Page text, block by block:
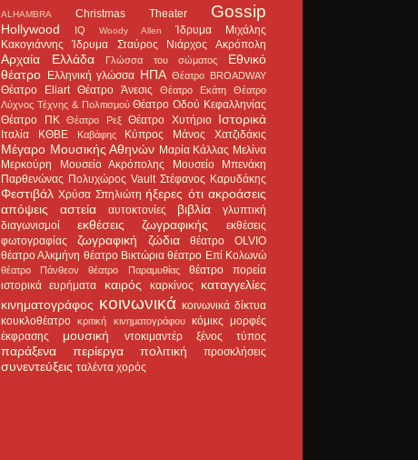
ALHAMBRA Christmas Theater Gossip
Hollywood IQ Woody Allen
Ίδρυμα Μιχάλης
Κακογιάννης
Ίδρυμα Σταύρος Νιάρχος Ακρόπολη
Αρχαία Ελλάδα Γλώσσα του σώματος
Εθνικό
θέατρο Ελληνική γλώσσα ΗΠΑ Θέατρο BROADWAY
Θέατρο Eliart Θέατρο Άνεσις Θέατρο Εκάτη
Θέατρο
Λύχνος Τέχνης & Πολιτισμού Θέατρο Οδού Κεφαλληνίας
Θέατρο ΠΚ
Θέατρο Ρεξ Θέατρο Χυτήριο Ιστορικά
Ιταλία ΚΘΒΕ Καβάφης Κύπρος Μάνος Χατζιδάκις
Μέγαρο Μουσικής Αθηνών Μαρία Κάλλας Μελίνα
Μερκούρη
Μουσείο Ακρόπολης
Μουσείο Μπενάκη
Παρθενώνας Πολυχώρος Vault Στέφανος Καρυδάκης
Φεστιβάλ Χρύσα Σπηλιώτη ήξερες ότι ακροάσεις
απόψεις
αστεία αυτοκτονίες βιβλία
γλυπτική
διαγωνισμοί
εκθέσεις ζωγραφικής
εκθέσεις
φωτογραφίας
ζωγραφική ζώδια
θέατρο OLVIO
θέατρο Αλκμήνη θέατρο Βικτώρια θέατρο Επί Κολωνώ
θέατρο Πάνθεον θέατρο Παραμυθίας
θέατρο πορεία
ιστορικά ευρήματα
καιρός καρκίνος
καταγγελίες
κινηματογράφος κοινωνικά κοινωνικά δίκτυα
κουκλοθέατρο
κριτική κινηματογράφου κόμικς μορφές
έκφρασης
μουσική ντοκιμαντέρ ξένος τύπος
παράξενα περίεργα πολιτική προσκλήσεις
συνεντεύξεις ταλέντα χορός